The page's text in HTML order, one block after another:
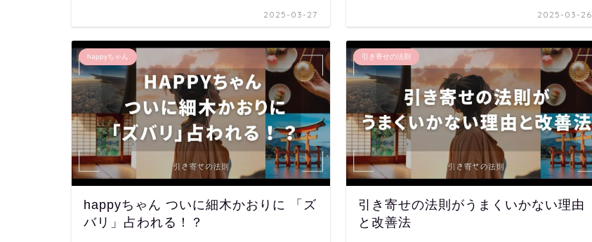
2025-03-27 2025-03-26
happyちゃん
happyちゃん ついに細木かおりに 「ズ
バリ」占われる！？
引き寄せの法則
引き寄せの法則がうまくいかない理由
と改善法